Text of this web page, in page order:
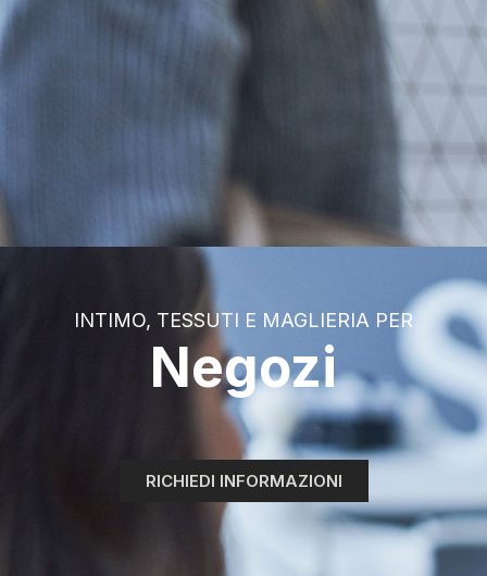
INTIMO, TESSUTI E MAGLIERIA PER
Negozi
RICHIEDI INFORMAZIONI